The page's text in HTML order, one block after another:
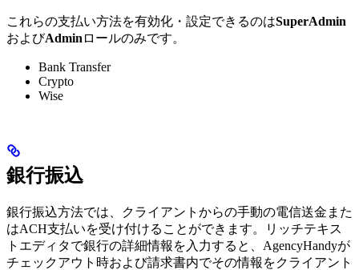
これらの支払い方法を有効化・設定できるのはSuperAdmin
およびAdmin ロールのみです。
Bank Transfer
Crypto
Wise
銀行振込
銀行振込方法では、クライアントからの手動の電信送金また
はACH支払いを受け付けることができます。リッチテキス
トエディタで銀行の詳細情報を入力すると、AgencyHandyが
チェックアウト時および請求書内でその情報をクライアント